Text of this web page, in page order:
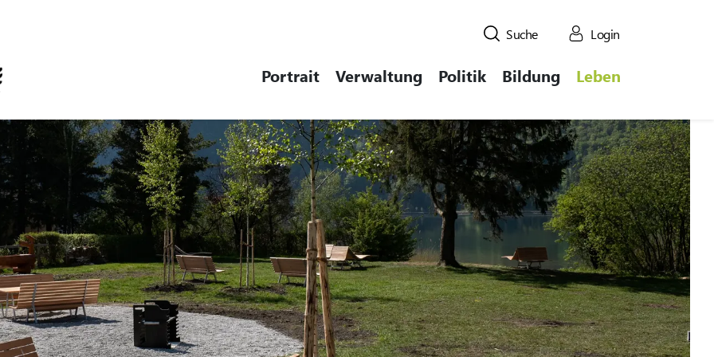
Steinen
Suche Login
Portrait Verwaltung Politik Bildung Leben